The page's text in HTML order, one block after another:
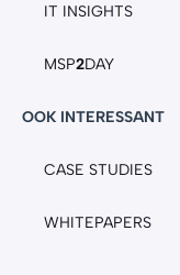
IT INSIGHTS
MSP2DAY
OOK INTERESSANT
CASE STUDIES
WHITEPAPERS